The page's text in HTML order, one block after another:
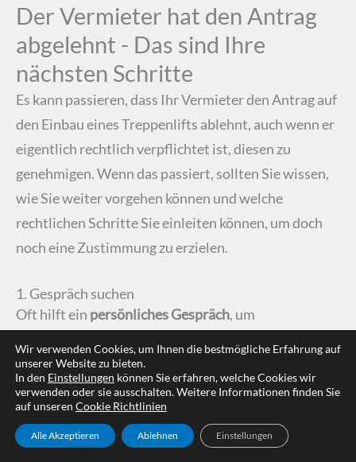
Der Vermieter hat den Antrag
abgelehnt - Das sind Ihre
nächsten Schritte
Es kann passieren, dass Ihr Vermieter den Antrag auf
den Einbau eines Treppenlifts ablehnt, auch wenn er
eigentlich rechtlich verpflichtet ist, diesen zu
genehmigen. Wenn das passiert, sollten Sie wissen,
wie Sie weiter vorgehen können und welche
rechtlichen Schritte Sie einleiten können, um doch
noch eine Zustimmung zu erzielen.
1. Gespräch suchen
Oft hilft ein persönliches Gespräch, um
zerstreuen. Vielleicht hat der Vermieter Sorge, dass
der Lift die Wohnung beschädigt oder der Einbau
teuer wird. Erklären Sie ihm, dass Sie alle Kosten
übernehmen und der Einbau durch einequalifizierte
Wir verwenden Cookies, um Ihnen die bestmögliche Erfahrung auf
unserer Website zu bieten.
In den Einstellungen können Sie erfahren, welche Cookies wir
verwenden oder sie ausschalten. Weitere Informationen finden Sie
auf unseren Cookie Richtlinien
Alle Akzeptieren Ablehnen Einstellungen